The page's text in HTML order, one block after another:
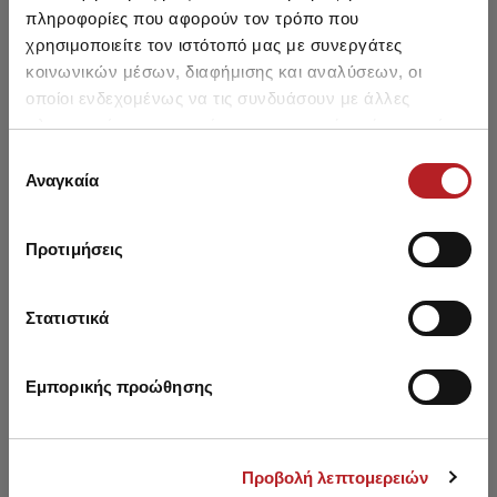
πληροφορίες που αφορούν τον τρόπο που
χρησιμοποιείτε τον ιστότοπό μας με συνεργάτες
κοινωνικών μέσων, διαφήμισης και αναλύσεων, οι
οποίοι ενδεχομένως να τις συνδυάσουν με άλλες
πληροφορίες που τους έχετε παραχωρήσει ή τις οποίες
των υπηρεσιών τους.
συγκατάθεσης
Αναγκαία
Προτιμήσεις
Στατιστικά
Εμπορικής προώθησης
Προβολή λεπτομερειών
Βαμβακερό Midi Σλιπ
7,95 €6,75 € -15%
Βαμβακερό Mini Σλιπ 2τμχ
16,70 €14,15 €-15%
SALE